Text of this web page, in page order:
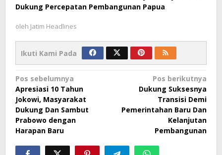
Dukung Percepatan Pembangunan Papua
oleh Jatim Headlines
Ikuti Kami Pada
Navigasi
pos
Pos sebelumnya
Apresiasi 10 Tahun
Jokowi, Masyarakat
Dukung Dan Sambut
Prabowo dengan
Harapan Baru
Pos berikutnya
Dukung Suksesnya
Transisi Demi
Pemerintahan Baru Dan
Kelanjutan
Pembangunan